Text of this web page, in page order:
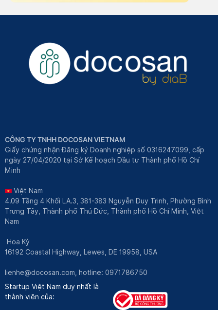
CÔNG TY TNHH DOCOSAN VIETNAM
Giấy chứng nhận Đăng ký Doanh nghiệp số 0316247099, cấp
ngày 27/04/2020 tại Sở Kế hoạch Đầu tư Thành phố Hồ Chí
Minh
Việt Nam
4.09 Tầng 4 Khối LA.3, 381-383 Nguyễn Duy Trinh, Phường Bình
Trưng Tây, Thành phố Thủ Đức, Thành phố Hồ Chí Minh, Việt
Nam
Hoa Kỳ
16192 Coastal Highway, Lewes, DE 19958, USA
lienhe@docosan.com , hotline: 0971786750
Startup Việt Nam duy nhất là
thành viên của: